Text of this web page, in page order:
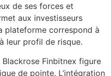
de ses forces et
aux investisseurs
plateforme correspond à
leur profil de risque.
Blackrose Finbitnex figure
de pointe. L’intégration